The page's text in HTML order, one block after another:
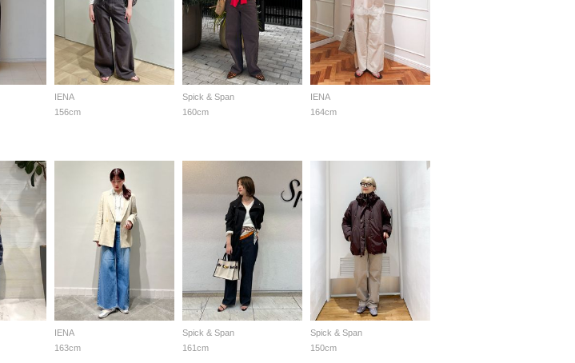
IENA
156cm
Spick & Span
160cm
IENA
164cm
IENA
163cm
Spick & Span
161cm
Spick & Span
150cm